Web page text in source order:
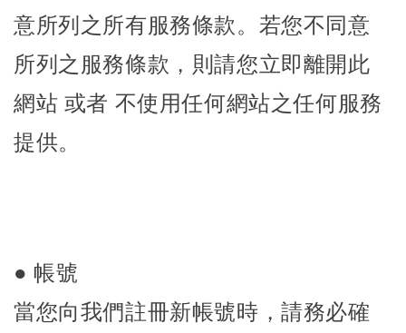
意所列之所有服務條款。若您不同意
所列之服務條款，則請您立即離開此
網站 或者 不使用任何網站之任何服務
提供。
● 帳號
當您向我們註冊新帳號時，請務必確